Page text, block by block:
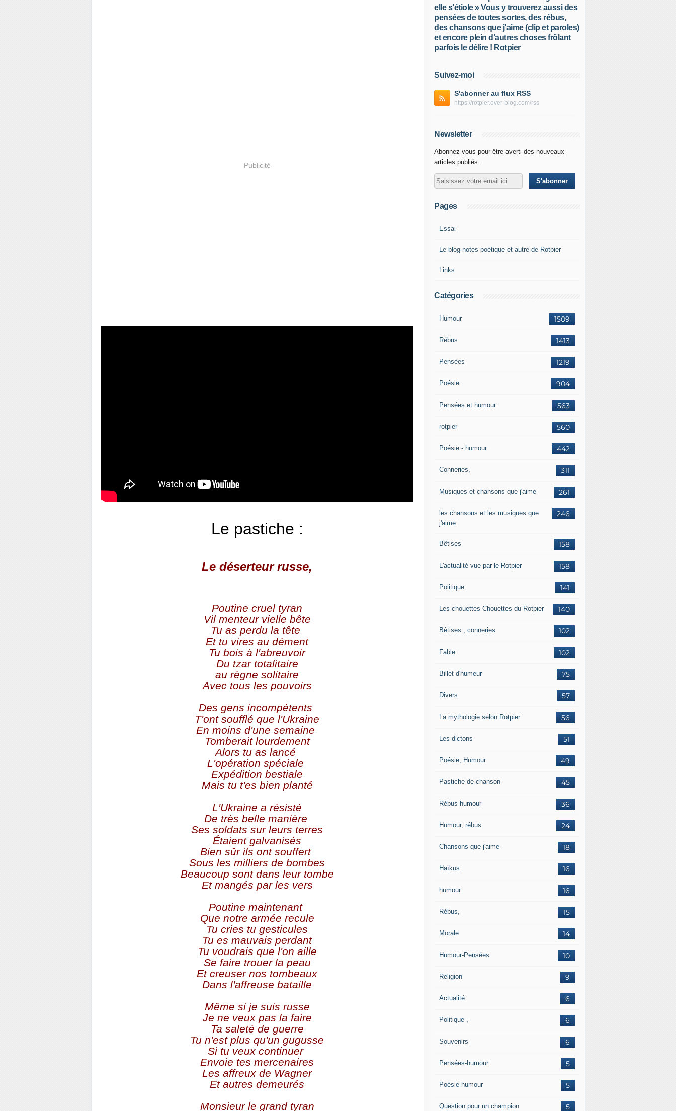
Publicité
Le pastiche :
Le déserteur russe,
Poutine cruel tyran
Vil menteur vielle bête
Tu as perdu la tête
Et tu vires au dément
Tu bois à l'abreuvoir
Du tzar totalitaire
au règne solitaire
Avec tous les pouvoirs
Des gens incompétents
T'ont soufflé que l'Ukraine
En moins d'une semaine
Tomberait lourdement
Alors tu as lancé
L'opération spéciale
Expédition bestiale
Mais tu t'es bien planté
L'Ukraine a résisté
De très belle manière
Ses soldats sur leurs terres
Étaient galvanisés
Bien sûr ils ont souffert
Sous les milliers de bombes
Beaucoup sont dans leur tombe
Et mangés par les vers
Poutine maintenant
Que notre armée recule
Tu cries tu gesticules
Tu es mauvais perdant
Tu voudrais que l'on aille
Se faire trouer la peau
Et creuser nos tombeaux
Dans l'affreuse bataille
Même si je suis russe
Je ne veux pas la faire
Ta saleté de guerre
Tu n'est plus qu'un gugusse
Si tu veux continuer
Envoie tes mercenaires
Les affreux de Wagner
Et autres demeurés
Monsieur le grand tyran
elle s’étiole » Vous y trouverez aussi des
pensées de toutes sortes, des rébus,
des chansons que j’aime (clip et paroles)
et encore plein d’autres choses frôlant
parfois le délire ! Rotpier
Suivez-moi
S'abonner au flux RSS
https://rotpier.over-blog.com/rss
Newsletter
Abonnez-vous pour être averti des nouveaux
articles publiés.
Pages
Essai
Le blog-notes poétique et autre de Rotpier
Links
Catégories
1509
Humour
1413
Rébus
1219
Pensées
904
Poésie
563
Pensées et humour
560
rotpier
442
Poésie - humour
311
Conneries,
261
Musiques et chansons que j'aime
246
les chansons et les musiques que
j'aime
158
Bêtises
158
L'actualité vue par le Rotpier
141
Politique
140
Les chouettes Chouettes du Rotpier
102
Bêtises , conneries
102
Fable
75
Billet d'humeur
57
Divers
56
La mythologie selon Rotpier
51
Les dictons
49
Poésie, Humour
45
Pastiche de chanson
36
Rébus-humour
24
Humour, rébus
18
Chansons que j'aime
16
Haïkus
16
humour
15
Rébus,
14
Morale
10
Humour-Pensées
9
Religion
6
Actualité
6
Politique ,
6
Souvenirs
5
Pensées-humour
5
Poésie-humour
5
Question pour un champion